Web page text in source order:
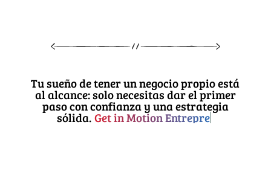
Tu sueño de tener un negocio propio está
al alcance: solo necesitas dar el primer
paso con confianza y una estrategia
sólida. Get in Motion Entrepreneurs